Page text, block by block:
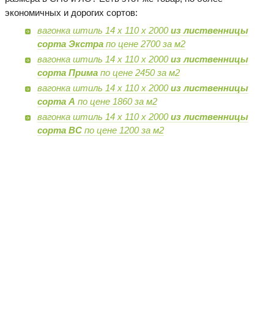
экономичных и дорогих сортов:
вагонка штиль 14 х 110 х 2000из лиственницы
сорта Экстрапо цене 2700 за м2
вагонка штиль 14 х 110 х 2000из лиственницы
сорта Примапо цене 2450 за м2
вагонка штиль 14 х 110 х 2000из лиственницы
сорта А по цене 1860 за м2
вагонка штиль 14 х 110 х 2000из лиственницы
сорта BCпо цене 1200 за м2